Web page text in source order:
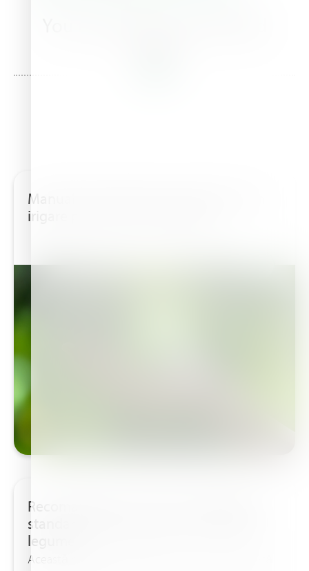
Manual de producere a tutunului prin
irigare prin picurare (Natafim)
Recomandări cu privire la fertilizările
standardizate IFAS pentru culturile de
legume
Această publicație prezintă în formă prescurtată